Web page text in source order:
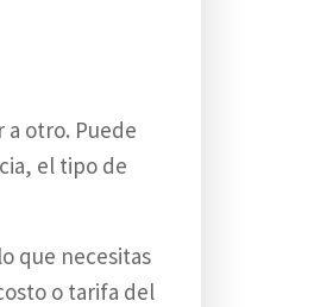
otro. Puede
el tipo de
que necesitas
o tarifa del